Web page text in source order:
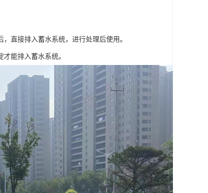
直接排入蓄水系统，进行处理后使用。
能排入蓄水系统。